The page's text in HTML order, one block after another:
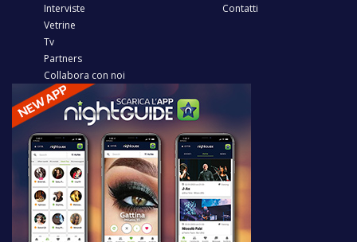
Interviste
Vetrine
Tv
Partners
Collabora con noi
Contatti